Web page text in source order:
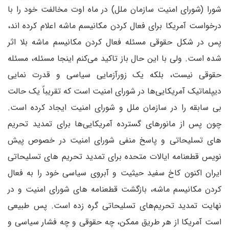
شورا (شورای امنیت سازمان ملل) در ماه اوت مخالفت خود را با
درخواست آمریکا برای فعال کردن مکانیسم ماشه اعلام کرده اند،
پس در شکل حقوقی مسئله فعال کردن مکانیسم ماشه بلا اثر
شده است. ولی با این حال باز تاکید می‌کنم اینجا مسئله، مسئله
حقوقی نیست، بلکه یک زورآزمایی سیاسی و قدرت نمایی
دیپلماتیک آمریکایی‌ها در شورای امنیت است که تقریباً یک حالت
بی سابقه را در سازمان ملل و شورای امنیت ایجاد کرده است.
چون پس از مانورهای گسترده آمریکایی‌ها برای تمدید تحریم
های تسلیحاتی و پاسخ منفی شورای امنیت در خصوص پیش
نویس قطعنامه ایالات متحده برای تمدید تحریم های تسلیحاتی
ایران اکنون کاخ سفید حیثیت و آبروی سیاسی خود را به فعال
کردن مکانیسم ماشه، بازگشت قطعنامه های شورای امنیت و در
نهایت تمدید تحریم‌های تسلیحاتی گره زده است. پس طبیعی
است آمریکا از هر طریق ممکن، چه حقوقی و چه فشار سیاسی و